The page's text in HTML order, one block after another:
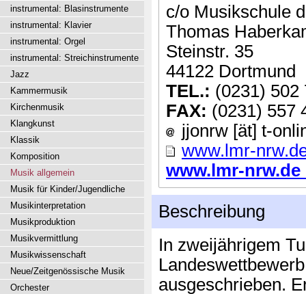
c/o Musikschule
Thomas
Steinstr. 35
44122 Dortmund
TEL.: (0231) 502
FAX: (0231) 557
jjonrw [ät] t-
www.lmr-
www.lmr-nrw.de
Beschreibung
In zweijährigem
ausgeschrieben.
instrumental: Blasinstrumente
instrumental: Klavier
instrumental: Orgel
instrumental: Streichinstrumente
Jazz
Kammermusik
Kirchenmusik
Klangkunst
Klassik
Komposition
Musik allgemein
Musik für Kinder/Jugendliche
Musikinterpretation
Musikproduktion
Musikvermittlung
Musikwissenschaft
Neue/Zeitgenössische Musik
Orchester